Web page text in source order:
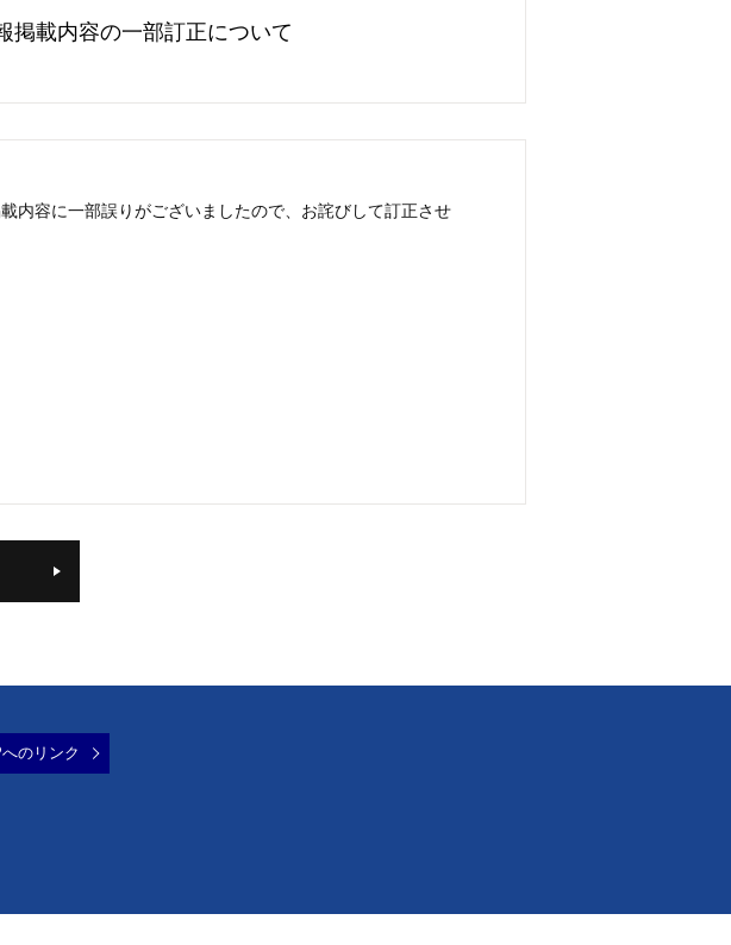
掲載内容の一部訂正について
内容に一部誤りがございましたので、お詫びして訂正させ
のリンク